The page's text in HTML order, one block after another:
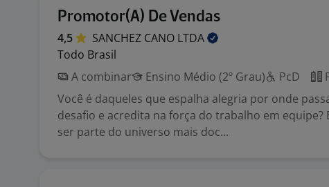
Promotor(A) De Vendas
4,5 SANCHEZ CANO LTDA
Todo Brasil
A combinar
Ensino Médio (2º Grau) PcD
Você é daqueles que espalha alegria por onde
desafio e acredita na força do trabalho em equipe?
ser parte do universo mais doc...